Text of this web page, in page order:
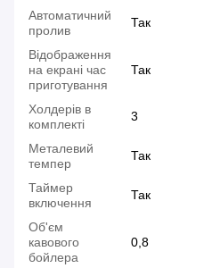
Автоматичний
пролив
Так
Відображення
на екрані час
приготування
Так
Холдерів в
комплекті
3
Металевий
темпер
Так
Таймер
включення
Так
Об'єм
кавового
бойлера
0,8